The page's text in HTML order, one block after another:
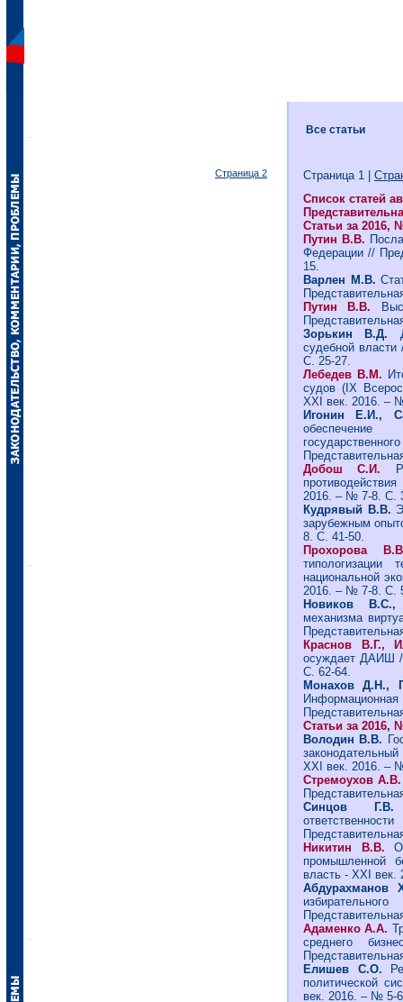
Страница 2
Все статьи
Страница 1 |
Список статей
Статьи за 2016,
Путин В.В.
Федерации //
15.
Варлен М.В.
Путин В.В.
Зорькин В.Д.
судебной
С. 25-27.
Лебедев В.М.
судов (IX
ХХI век. 2016. –
Игонин Е.И.,
обеспечение
Добош С.И.
2016. – № 7-8. С.
Кудрявый В.В.
зарубежным
8. С. 41-50.
Прохорова
типологизации
национальной
2016. – № 7-8. С.
Новиков
механизма
Краснов В.Г.,
осуждает ДАИШ
С. 62-64.
Монахов Д.Н.,
Статьи за 2016,
Володин В.В.
ХХI век. 2016. –
Стремоухов
Синцов
Никитин В.В.
промышленной
власть - ХХI
Адаменко А.А.
среднего
Елишев С.О.
политической
век. 2016. – № 5-